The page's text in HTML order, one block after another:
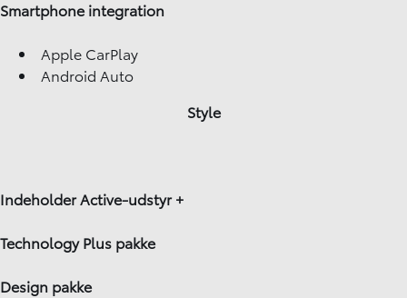
Smartphone integration
Apple CarPlay
Android Auto
Style
Indeholder Active-udstyr +
Technology Plus pakke
Design pakke